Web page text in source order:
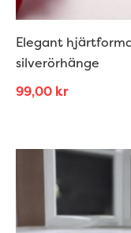
Elegant
silverörhänge
99,00 kr